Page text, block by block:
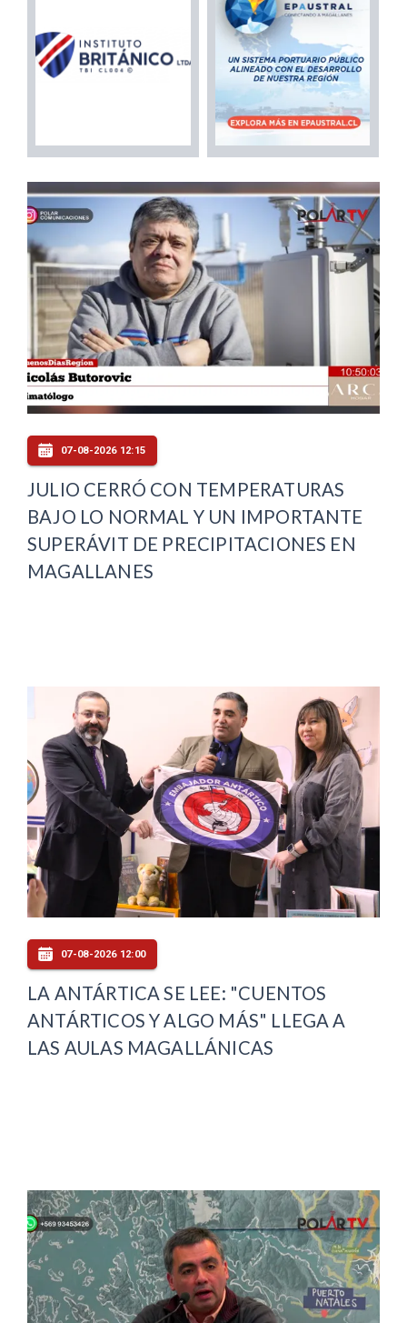
07-08-2026 12:15
JULIO CERRÓ CON TEMPERATURAS
BAJO LO NORMAL Y UN IMPORTANTE
SUPERÁVIT DE PRECIPITACIONES EN
MAGALLANES
07-08-2026 12:00
LA ANTÁRTICA SE LEE: "CUENTOS
ANTÁRTICOS Y ALGO MÁS" LLEGA A
LAS AULAS MAGALLÁNICAS